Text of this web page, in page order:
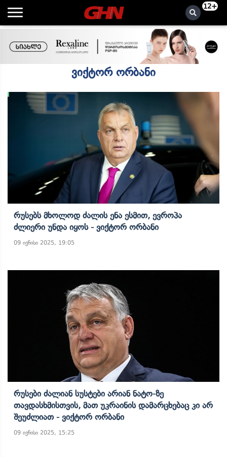
12+
ვიქტორ ორბანი
Რუსებს Მხოლოდ Ძალის Ენა Ესმით, Ევროპა
Ძლიერი Უნდა Იყოს - Ვიქტორ Ორბანი
09 ივნისი 2025, 19:05
Რუსები Ძალიან Სუსტები Არიან Ნატო-Ზე
Თავდასხმისთვის, Მათ Უკრაინის Დამარცხებაც Კი Არ
Შეუძლიათ - Ვიქტორ Ორბანი
09 ივნისი 2025, 15:25